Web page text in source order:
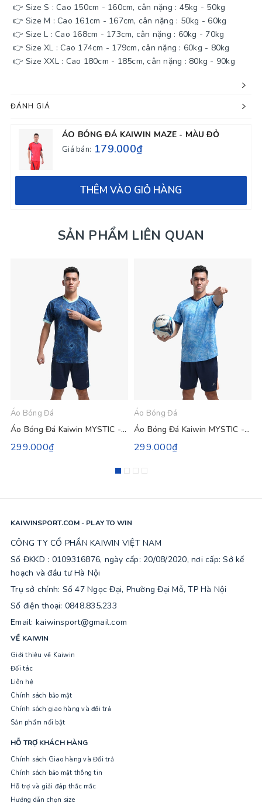
👉 Size S : Cao 150cm - 160cm, cân nặng : 45kg - 50kg
👉 Size M : Cao 161cm - 167cm, cân nặng : 50kg - 60kg
👉 Size L : Cao 168cm - 173cm, cân nặng : 60kg - 70kg
👉 Size XL : Cao 174cm - 179cm, cân nặng : 60kg - 80kg
👉 Size XXL : Cao 180cm - 185cm, cân nặng : 80kg - 90kg
ĐÁNH GIÁ
ÁO BÓNG ĐÁ KAIWIN MAZE - MÀU ĐỎ
Giá bán: 179.000₫
THÊM VÀO GIỎ HÀNG
SẢN PHẨM LIÊN QUAN
Áo Bóng Đá
Áo Bóng Đá Kaiwin MYSTIC - Màu Xanh Đen
299.000₫
Áo Bóng Đá
Áo Bóng Đá Kaiwin MYSTIC - Màu Xanh Da
299.000₫
KAIWINSPORT.COM - PLAY TO WIN
CÔNG TY CỔ PHẦN KAIWIN VIỆT NAM
Số ĐKKD : 0109316876, ngày cấp: 20/08/2020, nơi cấp: Sở kế
hoạch và đầu tư Hà Nội
Trụ sở chính: Số 47 Ngọc Đại, Phường Đại Mỗ, TP Hà Nội
Số điện thoại: 0848.835.233
Email: kaiwinsport@gmail.com
VỀ KAIWIN
Giới thiệu về Kaiwin
Đối tác
Liên hệ
Chính sách bảo mật
Chính sách giao hàng và đổi trả
Sản phẩm nổi bật
HỖ TRỢ KHÁCH HÀNG
Chính sách Giao hàng và Đổi trả
Chính sách bảo mật thông tin
Hỗ trợ và giải đáp thắc mắc
Hướng dẫn chọn size